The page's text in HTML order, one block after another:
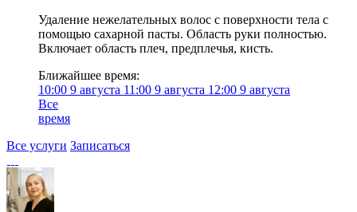
Удаление нежелательных волос с поверхности тела с
помощью сахарной пасты. Область руки полностью.
Включает область плеч, предплечья, кисть.
Ближайшее время:
10:00 9 августа 11:00 9 августа 12:00 9 августа
Все
время
Все услуги Записаться